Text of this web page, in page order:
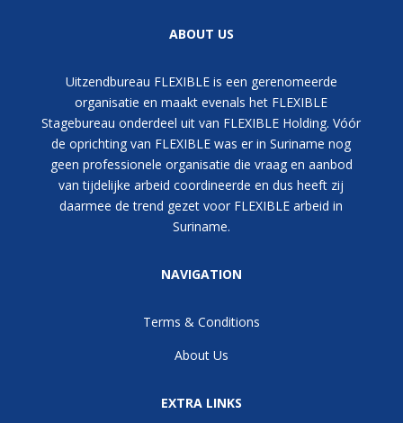
ABOUT US
Uitzendbureau FLEXIBLE is een gerenomeerde
organisatie en maakt evenals het FLEXIBLE
Stagebureau onderdeel uit van FLEXIBLE Holding. Vóór
de oprichting van FLEXIBLE was er in Suriname nog
geen professionele organisatie die vraag en aanbod
van tijdelijke arbeid coordineerde en dus heeft zij
daarmee de trend gezet voor FLEXIBLE arbeid in
Suriname.
NAVIGATION
Terms & Conditions
About Us
EXTRA LINKS